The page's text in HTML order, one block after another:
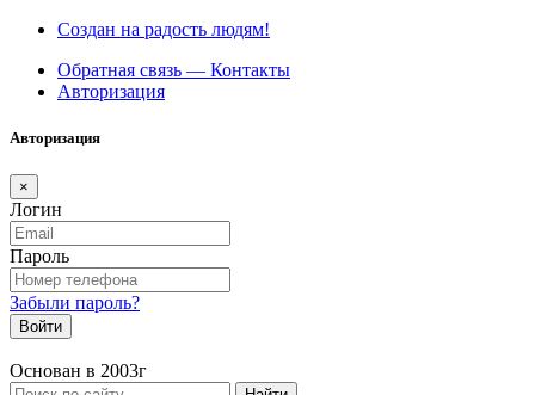
Создан на радость людям!
Обратная связь — Контакты
Авторизация
Авторизация
×
Логин
Пароль
Забыли пароль?
Войти
Основан в 2003г